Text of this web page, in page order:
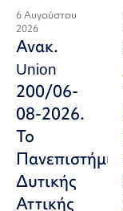
6 Αυγούστου
2026
Ανακ.
Union
200/06-
08-2026.
Το
Πανεπιστήμιο
Δυτικής
Αττικής